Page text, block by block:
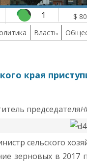
1 $
Власть
края
председателя
сельского
зерновых в